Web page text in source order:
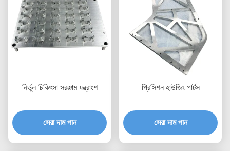
নির্ভুল চিকিৎসা সরঞ্জাম যন্ত্রাংশ
সেরা দাম পান
প্রিসিশন হাউজিং পার্টস
সেরা দাম পান